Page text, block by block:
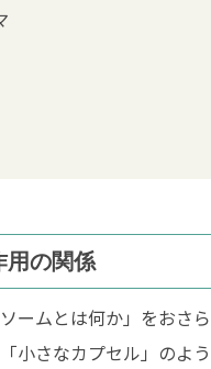
の関係
ームとは何か」をおさ
小さなカプセル」のよ